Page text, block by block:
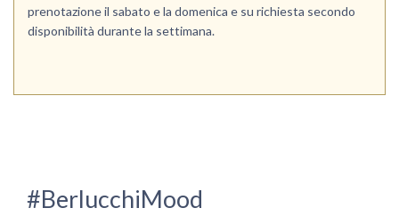
prenotazione il sabato e la domenica e su richiesta secondo
disponibilità durante la settimana.
#BerlucchiMood